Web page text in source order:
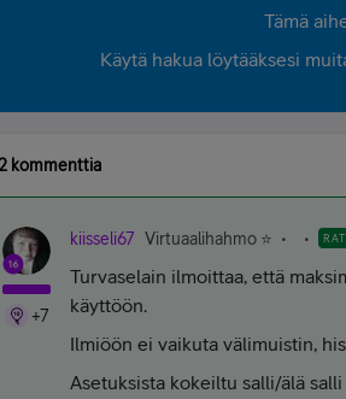
Tämä
Käytä hakua löytääksesi
kommenttia
+7
kiisseli67 Virtuaalihahmo ⭐️
Turvaselain ilmoittaa, että
käyttöön.
Ilmiöön ei vaikuta välimuistin,
Asetuksista kokeiltu salli/älä